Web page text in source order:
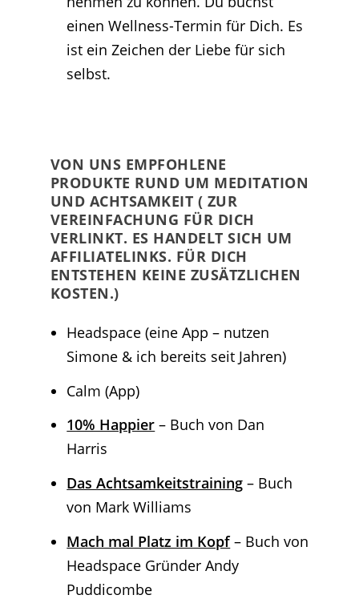
einen Wellness-Termin für Dich. Es
ist ein Zeichen der Liebe für sich
selbst.
VON UNS EMPFOHLENE
PRODUKTE RUND UM MEDITATION
UND ACHTSAMKEIT ( ZUR
VEREINFACHUNG FÜR DICH
VERLINKT. ES HANDELT SICH UM
AFFILIATELINKS. FÜR DICH
ENTSTEHEN KEINE ZUSÄTZLICHEN
KOSTEN.)
Headspace (eine App – nutzen
Simone & ich bereits seit Jahren)
Calm (App)
10% Happier – Buch von Dan
Harris
Das Achtsamkeitstraining – Buch
von Mark Williams
Mach mal Platz im Kopf– Buch von
Headspace Gründer Andy
Puddicombe